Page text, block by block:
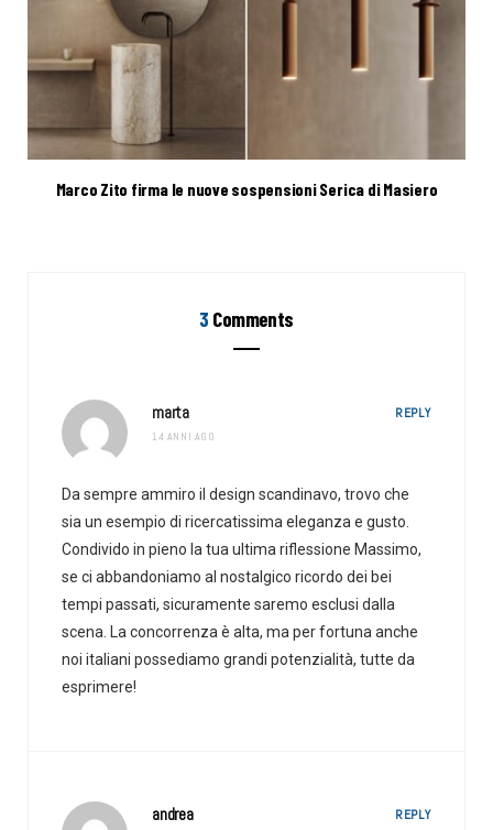
Marco Zito firma le nuove sospensioni Serica di Masiero
3 Comments
marta
14 ANNI AGO
REPLY
Da sempre ammiro il design scandinavo, trovo che
sia un esempio di ricercatissima eleganza e gusto.
Condivido in pieno la tua ultima riflessione Massimo,
se ci abbandoniamo al nostalgico ricordo dei bei
tempi passati, sicuramente saremo esclusi dalla
scena. La concorrenza è alta, ma per fortuna anche
noi italiani possediamo grandi potenzialità, tutte da
esprimere!
andrea REPLY